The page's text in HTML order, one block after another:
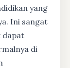
yang
Ini sangat
dapat
di